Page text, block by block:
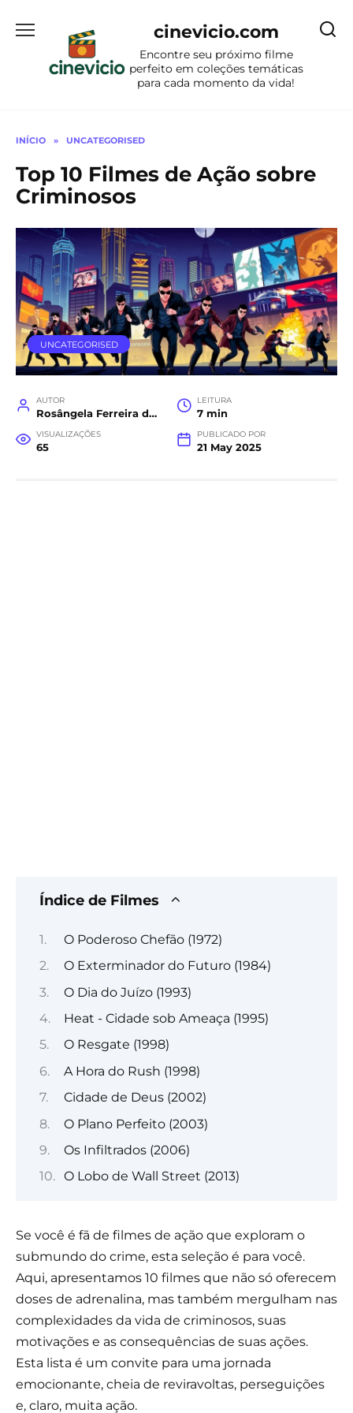
para
conteúdo
cinevicio.com
Encontre seu próximo filme
perfeito em coleções temáticas
para cada momento da vida!
INÍCIO » UNCATEGORISED
Top 10 Filmes de Ação sobre
Criminosos
UNCATEGORISED
AUTOR
Rosângela Ferreira da Costa
LEITURA
7 min
VISUALIZAÇÕES
65
PUBLICADO POR
21 May 2025
Índice de Filmes
O Poderoso Chefão (1972)
O Exterminador do Futuro (1984)
O Dia do Juízo (1993)
Heat - Cidade sob Ameaça (1995)
O Resgate (1998)
A Hora do Rush (1998)
Cidade de Deus (2002)
O Plano Perfeito (2003)
Os Infiltrados (2006)
O Lobo de Wall Street (2013)
Se você é fã de filmes de ação que exploram o
submundo do crime, esta seleção é para você.
Aqui, apresentamos 10 filmes que não só oferecem
doses de adrenalina, mas também mergulham nas
complexidades da vida de criminosos, suas
motivações e as consequências de suas ações.
Esta lista é um convite para uma jornada
emocionante, cheia de reviravoltas, perseguições
e, claro, muita ação.